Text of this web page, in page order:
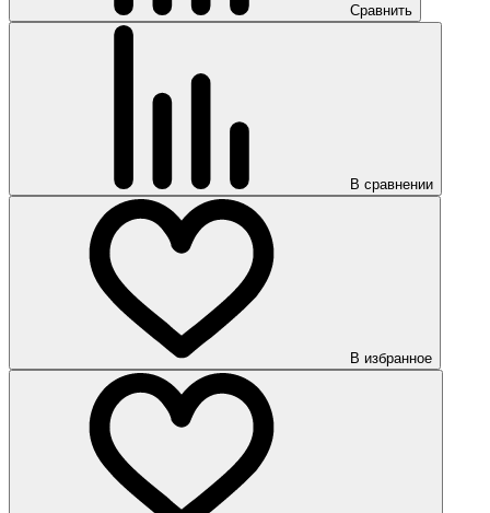
Сравнить
В сравнении
В избранное